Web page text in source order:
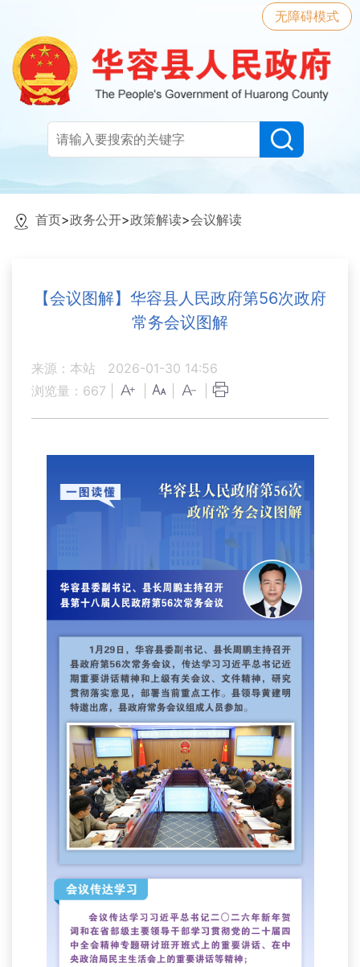
无障碍模式
首页>政务公开>政策解读>会议解读
【会议图解】华容县人民政府第56次政府
常务会议图解
来源：本站
2026-01-30 14:56
浏览量： 667